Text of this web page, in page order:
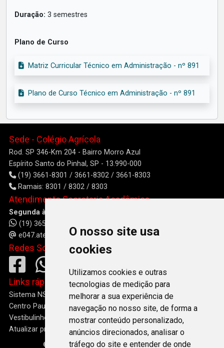
O nosso site usa
cookies
Utilizamos cookies e outras
tecnologias de medição para
melhorar a sua experiência de
navegação no nosso site, de forma a
mostrar conteúdo personalizado,
anúncios direcionados, analisar o
tráfego do site e entender de onde
Duração: 3 semestres
Plano de Curso
Matriz Curricular Técnico em Administração - nº 891
Plano de Curso Técnico em Administração - nº 891
Sede - Colégio Agrícola
Rod. SP 346-Km 204 - Bairro Morro Azul
Espírito Santo do Pinhal, SP - 13.990-000
(19) 3661-8301 / 3661-8302 / 3661-8303
Ramais: 8301 / 8302 / 8303
Atendimento Secretaria Acadêmica
Segunda à Sexta: das 08h às 17h e das 19h às 21h
(19) 3651-1229
e047.atendimento@etec.sp.gov.br
Redes Sociais
Links rápidos
Sistema NSA
Centro Paula Souza
Vestibulinho
Atualizar preferências de cookies
© 2026 - Etec Dr. Carolino da Motta e Silva